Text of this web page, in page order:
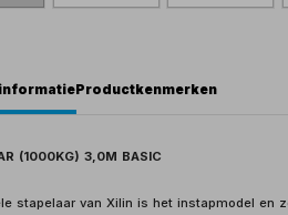
Productkenmerken
(1000KG) 3,0M BASIC
stapelaar van Xilin is het instapmodel en